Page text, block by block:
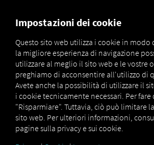
Marketplace Connectors Dashdoc
DASHDOC
Impostazioni dei cookie
Questo sito web utilizza i cookie in
la migliore esperienza di navigazione
utilizzare al meglio il sito web e le vostre
preghiamo di acconsentire all'utilizzo di
Avete anche la possibilità di utilizzare il
i cookie tecnicamente necessari. Per fare
"Risparmiare". Tuttavia, ciò può limitare
sito web. Per ulteriori informazioni,
pagine sulla privacy e sui cookie.